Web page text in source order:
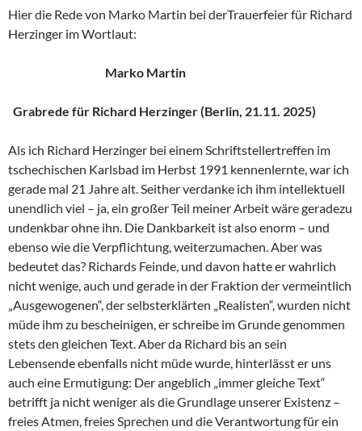
Hier die Rede von Marko Martin bei derTrauerfeier für Richard
Herzinger im Wortlaut:
Marko Martin
Grabrede für Richard Herzinger (Berlin, 21.11. 2025)
Als ich Richard Herzinger bei einem Schriftstellertreffen im
tschechischen Karlsbad im Herbst 1991 kennenlernte, war ich
gerade mal 21 Jahre alt. Seither verdanke ich ihm intellektuell
unendlich viel – ja, ein großer Teil meiner Arbeit wäre geradezu
undenkbar ohne ihn. Die Dankbarkeit ist also enorm – und
ebenso wie die Verpflichtung, weiterzumachen. Aber was
bedeutet das? Richards Feinde, und davon hatte er wahrlich
nicht wenige, auch und gerade in der Fraktion der vermeintlich
„Ausgewogenen“, der selbsterklärten „Realisten“, wurden nicht
müde ihm zu bescheinigen, er schreibe im Grunde genommen
stets den gleichen Text. Aber da Richard bis an sein
Lebensende ebenfalls nicht müde wurde, hinterlässt er uns
auch eine Ermutigung: Der angeblich „immer gleiche Text“
betrifft ja nicht weniger als die Grundlage unserer Existenz –
freies Atmen, freies Sprechen und die Verantwortung für ein